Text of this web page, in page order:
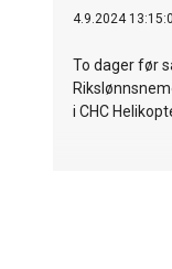
4.9.2024
To dager før
i CHC